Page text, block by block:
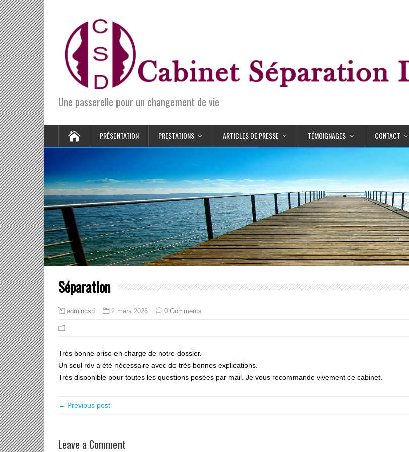
Une passerelle pour un changement de vie
PRÉSENTATION PRESTATIONS ARTICLES DE PRESSE TÉMOIGNAGES CONTACT
Séparation
admincsd 2 mars 2026 0 Comments
Très bonne prise en charge de notre dossier.
Un seul rdv a été nécessaire avec de très bonnes explications.
Très disponible pour toutes les questions posées par mail. Je vous recommande vivement ce cabinet.
← Previous post
Leave a Comment